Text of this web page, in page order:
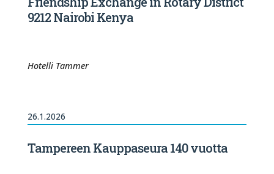
9212 Nairobi Kenya
Hotelli Tammer
26.1.2026
Tampereen Kauppaseura 140 vuotta